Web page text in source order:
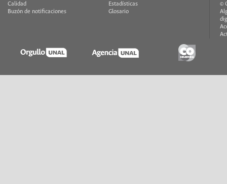
Calidad
Buzón de notificaciones
Estadísticas
Glosario
©